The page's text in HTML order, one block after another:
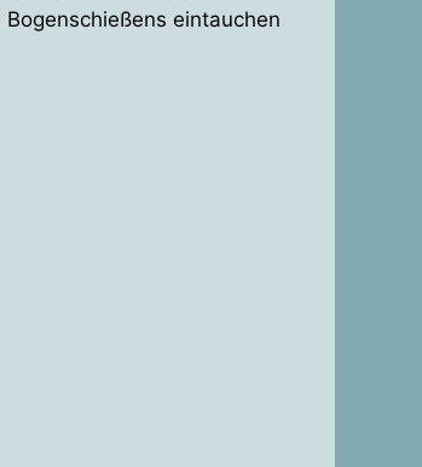
eintauchen